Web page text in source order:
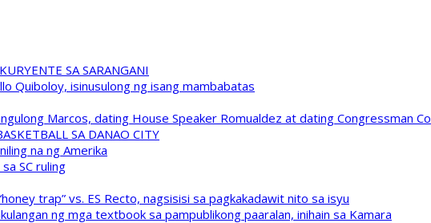
SA SARANGANI
Quiboloy, isinusulong ng isang mambabatas
Marcos, dating House Speaker Romualdez at dating Congressman Co
SA DANAO CITY
na ng Amerika
SC ruling
trap” vs. ES Recto, nagsisisi sa pagkakadawit nito sa isyu
ng mga textbook sa pampublikong paaralan, inihain sa Kamara